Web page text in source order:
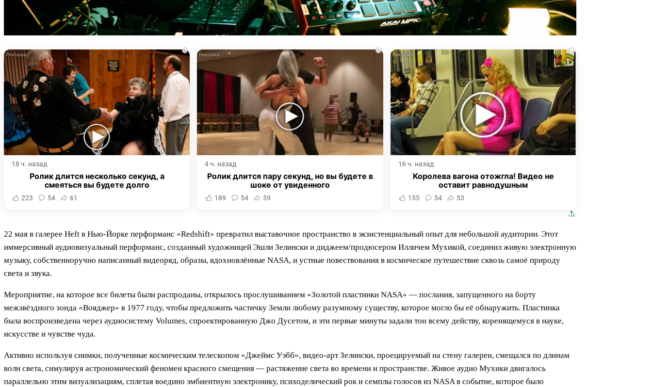
i
18 ч. назад
Ролик длится несколько секунд, а
смеяться вы будете долго
223 54 61
i
4 ч. назад
Ролик длится пару секунд, но вы будете в
шоке от увиденного
189 54 59
i
16 ч. назад
Королева вагона отожгла! Видео не
оставит равнодушным
155 54 53
22 мая в галерее Heft в Нью-Йорке перформанс «Redshift» превратил выставочное пространство в экзистенциальный опыт для небольшой аудитории. Этот
иммерсивный аудиовизуальный перформанс, созданный художницей Эшли Зелински и диджеем/продюсером Илличем Мухикой, соединил живую электронную
музыку, собственноручно написанный видеоряд, образы, вдохновлённые NASA, и устные повествования в космическое путешествие сквозь самоё природу
света и звука.
Мероприятие, на которое все билеты были распроданы, открылось прослушиванием «Золотой пластинки NASA» — послания, запущенного на борту
межзвёздного зонда «Вояджер» в 1977 году, чтобы предложить частичку Земли любому разумному существу, которое могло бы её обнаружить. Пластинка
была воспроизведена через аудиосистему Volumes, спроектированную Джо Дусетом, и эти первые минуты задали тон всему действу, коренящемуся в науке,
искусстве и чувстве чуда.
Активно используя снимки, полученные космическим телескопом «Джеймс Уэбб», видео-арт Зелински, проецируемый на стену галереи, смещался по длинам
волн света, симулируя астрономический феномен красного смещения — растяжение света во времени и пространстве. Живое аудио Мухики двигалось
параллельно этим визуализациям, сплетая воедино эмбиентную электронику, психоделический рок и семплы голосов из NASA в событие, которое было